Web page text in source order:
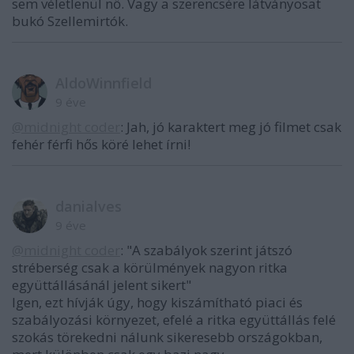
bukó Szellemirtók.
: Jah, jó karaktert meg jó filmet csak
fehér férfi hős köré lehet írni!
: "A szabályok szerint játszó
stréberség csak a körülmények nagyon ritka
együttállásánál jelent sikert"
Igen, ezt hívják úgy, hogy kiszámítható piaci és
szabályozási környezet, efelé a ritka együttállás felé
szokás törekedni nálunk sikeresebb országokban,